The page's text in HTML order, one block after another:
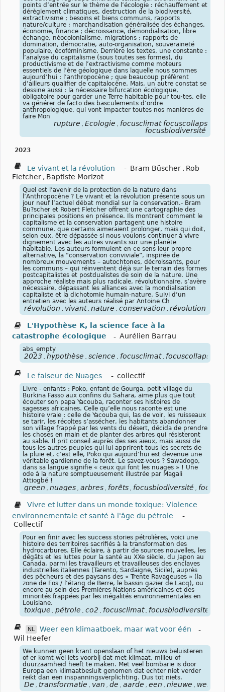
points d’entrée sur le thème de l’écologie : réchauffement et
dérèglement climatiques, destruction de la biodiversité,
extractivisme ; besoins et biens communs, rapports
nature/culture ; marchandisation généralisée des échanges,
économie, finance ; décroissance, démondialisation, libre
échange, néocolonialisme, migrations ; rapports de
domination, démocratie, auto-organisation, souveraineté
populaire, écoféminisme. Derrière les textes, une constante :
l’analyse du capitalisme (sous toutes ses formes), du
productivisme et de l’extractivisme comme moteurs
essentiels de l’ère géologique dans laquelle nous sommes
aujourd’hui : l’anthropocène ; que beaucoup préfèrent
d’ailleurs qualifier de capitalocène. Mais, un autre constat se
dessine aussi : la nécessaire bifurcation écologique,
obligatoire pour garder une Terre habitable pour tou·tes, elle
va générer de facto des basculements d’ordre
anthropologique, qui vont impacter toutes nos manières de
faire Mon
rupture , Écologie , focusclimat focuscollaps
focusbiodiversité
2023
Le vivant et la révolution - Bram Büscher , Rob
Fletcher , Baptiste Morizot
Quel est l’avenir de la protection de la nature dans
l’Anthropocène ? Le vivant et la révolution présente sous un
jour neuf l’actuel débat mondial sur la conservation.- Bram
Bu?scher et Robert Fletcher offrent une cartographie des
principales positions en présence. Ils montrent comment le
capitalisme et la conservation partagent une histoire
commune, que certains aimeraient prolonger, mais qui doit,
selon eux, être dépassée si nous voulons continuer à vivre
dignement avec les autres vivants sur une planète
habitable. Les auteurs formulent en ce sens leur propre
alternative, la “conservation conviviale”, inspirée de
nombreux mouvements – autochtones, décroissants, pour
les communs – qui réinventent déjà sur le terrain des formes
postcapitalistes et postdualistes de soin de la nature. Une
approche réaliste mais plus radicale, révolutionnaire, s’avère
nécessaire, dépassant les alliances avec la mondialisation
capitaliste et la dichotomie humain-nature. Suivi d’un
entretien avec les auteurs réalisé par Antoine Ch
révolution vivant nature conservation révolution
L'Hypothèse K, la science face à la
catastrophe écologique
- Aurélien Barrau
abs_empty
2023 , hypothèse , science , focusclimat , focuscollaps
Le faiseur de Nuages - collectif
Livre - enfants : Poko, enfant de Gourga, petit village du
Burkina Fasso aux confins du Sahara, aime plus que tout
écouter son papa Yacouba, raconter ses histoires de
sagesses africaines. Celle qu’elle nous raconte est une
histoire vraie : celle de Yacouba qui, las de voir, les ruisseaux
se tarir, les récoltes s’assécher, les habitants abandonner
son village frappé par les vents du désert, décida de prendre
les choses en main et de planter des arbres qui résisteront
au sable. Il prit conseil auprès des ses aïeux, mais aussi de
tous les autres peuples qui lui apprirent tous les secrets de
la pluie et, c’est elle, Poko qui aujourd’hui est devenue une
véritable gardienne de la forêt. Le savez-vous ? Sawadogo,
dans sa langue signifie « ceux qui font les nuages » ! Une
ode à la nature somptueusement illustrée par Magali
Attiogbé !
green nuages arbres forêts focusbiodiversité
Vivre et lutter dans un monde toxique: Violence
environnementale et santé à l'âge du pétrole
-
Collectif
Pour en finir avec les success stories pétrolières, voici une
histoire des territoires sacrifiés à la transformation des
hydrocarbures. Elle éclaire, à partir de sources nouvelles, les
dégâts et les luttes pour la santé au XXe siècle, du Japon au
Canada, parmi les travailleurs et travailleuses des enclaves
industrielles italiennes (Tarento, Sardaigne, Sicile), auprès
des pêcheurs et des paysans des « Trente Ravageuses » (la
zone de Fos / l’étang de Berre, le bassin gazier de Lacq), ou
encore au sein des Premières Nations américaines et des
minorités frappées par les inégalités environnementales en
Louisiane.
toxique pétrole co2 focusclimat focusbiodiversité
NL Weer een klimaatboek, maar wat voor één
-
Wil Heefer
We kunnen geen krant openslaan of het nieuws beluisteren
of er komt wel iets voorbij dat met klimaat, milieu of
duurzaamheid heeft te maken. Met veel bombarie is door
Europa een klimaatbesluit genomen dat echter niet verder
reikt dan een inspanningsverplichting. Dus tot niets.
De , transformatie , van , de , aarde , een , nieuwe ,